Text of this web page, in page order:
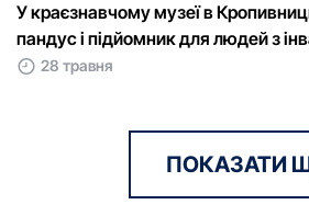
У краєзнавчому музеї в
пандус і підйомник для людей з
28 травня
ПОКАЗАТИ